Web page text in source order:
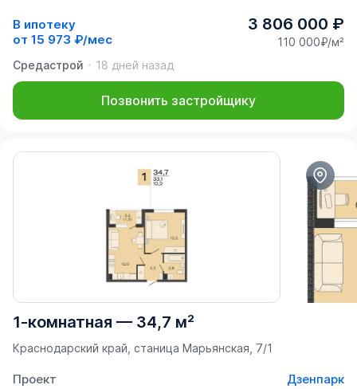
В ипотеку
от 15 973 ₽/мес
3 806 000 ₽
110 000₽/м²
Средастрой
18 дней назад
Позвонить застройщику
1-комнатная — 34,7 м²
Краснодарский край, станица Марьянская, 7/1
Проект
Дзенпарк